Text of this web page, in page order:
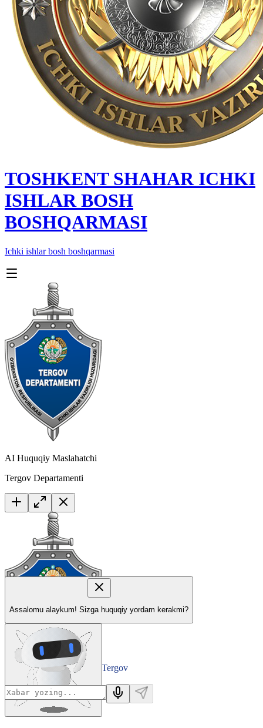
TOSHKENT SHAHAR IСHKI
ISHLAR BOSH
BOSHQARMASI
Ichki ishlar bosh boshqarmasi
AI Huquqiy Maslahatchi
Tergov Departamenti
Tergov
Departamenti
Assalomu alaykum! Sizga huquqiy yordam kerakmi?